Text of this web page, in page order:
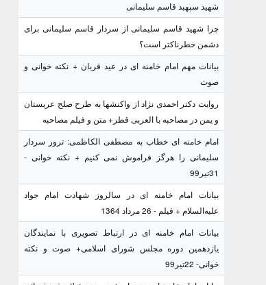
شهید سپهبد قاسم سلیمانی
چرا شهید قاسم سلیمانی از سردار قاسم سلیمانی برای
دشمن خطرناکتر است؟
بیانات مهم امام خامنه ای در عید قربان + نکته خوانی و
صوت
روایت دکتر احمدی نژاد از واکنشها به طرح صلح عربستان
و یمن در مصاحبه با العربی قطر+ متن و فیلم مصاحبه
امام خامنه ای خطاب به مصطفی الکاظمی: ترور سردار
سلیمانی را هرگز فراموش نمی کنیم + نکته خوانی -
31تیر99
بیانات امام خامنه ای در سالروز شهادت امام جواد
علیه‌السلام + فیلم - 26 مرداد 1364
بیانات امام خامنه ای در ارتباط تصویری با نمایندگان
یازدهمین دوره مجلس شورای اسلامی+ صوت و نکته
خوانی- 22تیر99